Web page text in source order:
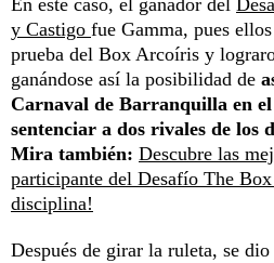
En este caso, el ganador del
y Castigo fue Gamma, pues
prueba del Box Arcoíris y
ganándose así la posibilidad de
Carnaval de Barranquilla en
sentenciar a dos rivales de los
Mira también: Descubre las
participante del Desafío The
disciplina!
Después de girar la ruleta, se